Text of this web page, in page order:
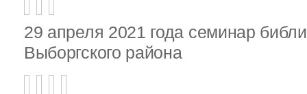
29 апреля 2021 года семинар
Выборгского района